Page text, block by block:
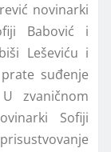
novinarki
Babović i
Leševiću i
suđenje
zvaničnom
Sofiji